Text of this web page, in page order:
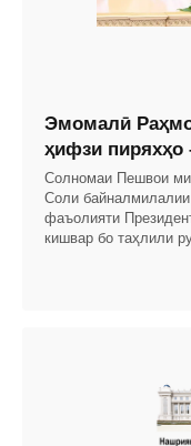
Эмомалӣ
ҳифзи пиряхҳо
Солномаи Пешвои
Соли
фаъолияти
кишвар бо таҳлили